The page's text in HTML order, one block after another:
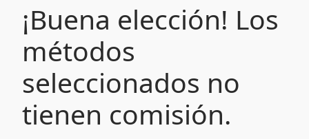
¡Buena elección! Los
métodos
seleccionados no
tienen comisión.